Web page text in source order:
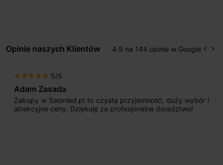
Opinie naszych Klientów 4.9 na 144 opinie w Google keyboard_arrow_left keyboard_arrow_right
star star star star star 5/5
Adam Zasada
Zakupy w Salonled.pl to czysta przyjemność; duży wybór i
atrakcyjne ceny. Dziękuję za profesjonalne doradztwo!